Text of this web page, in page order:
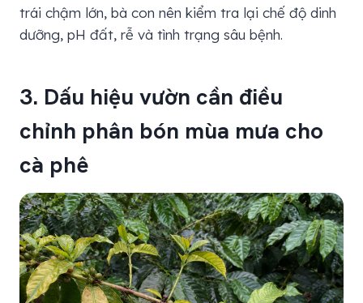
trái chậm lớn, bà con nên kiểm tra lại chế độ dinh
dưỡng, pH đất, rễ và tình trạng sâu bệnh.
3. Dấu hiệu vườn cần điều
chỉnh phân bón mùa mưa cho
cà phê